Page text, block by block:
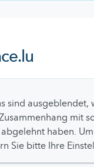
sind ausgeblendet,
mit
haben.
Sie bitte Ihre